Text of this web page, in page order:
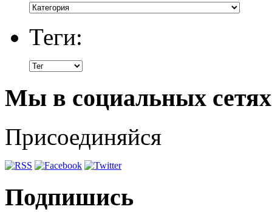
Теги:
Мы в социальных сетях
Присоединяйся
Подпишись